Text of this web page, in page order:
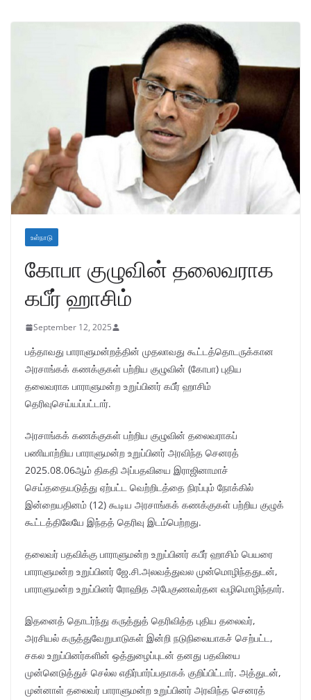
உள்நாடு
கோபா குழுவின் தலைவராக
கபீர் ஹாசிம்
September 12, 2025
பத்தாவது பாராளுமன்றத்தின் முதலாவது கூட்டத்தொடருக்கான
அரசாங்கக் கணக்குகள் பற்றிய குழுவின் (கோபா) புதிய
தலைவராக பாராளுமன்ற உறுப்பினர் கபீர் ஹாசிம்
தெரிவுசெய்யப்பட்டார்.
அரசாங்கக் கணக்குகள் பற்றிய குழுவின் தலைவராகப்
பணியாற்றிய பாராளுமன்ற உறுப்பினர் அரவிந்த செனரத்
2025.08.06ஆம் திகதி அப்பதவியை இராஜினாமாச்
செய்ததையடுத்து ஏற்பட்ட வெற்றிடத்தை நிரப்பும் நோக்கில்
இன்றையதினம் (12) கூடிய அரசாங்கக் கணக்குகள் பற்றிய குழுக்
கூட்டத்திலேயே இந்தத் தெரிவு இடம்பெற்றது.
தலைவர் பதவிக்கு பாராளுமன்ற உறுப்பினர் கபீர் ஹாசிம் பெயரை
பாராளுமன்ற உறுப்பினர் ஜே.சி.அலவத்துவல முன்மொழிந்ததுடன்,
பாராளுமன்ற உறுப்பினர் ரோஹித அபேகுணவர்தன வழிமொழிந்தார்.
இதனைத் தொடர்ந்து கருத்துத் தெரிவித்த புதிய தலைவர்,
அரசியல் கருத்துவேறுபாடுகள் இன்றி நடுநிலையாகச் செற்பட்ட,
சகல உறுப்பினர்களின் ஒத்துழைப்புடன் தனது பதவியை
முன்னெடுத்துச் செல்ல எதிர்பார்ப்பதாகக் குறிப்பிட்டார். அத்துடன்,
முன்னாள் தலைவர் பாராளுமன்ற உறுப்பினர் அரவிந்த செனரத்